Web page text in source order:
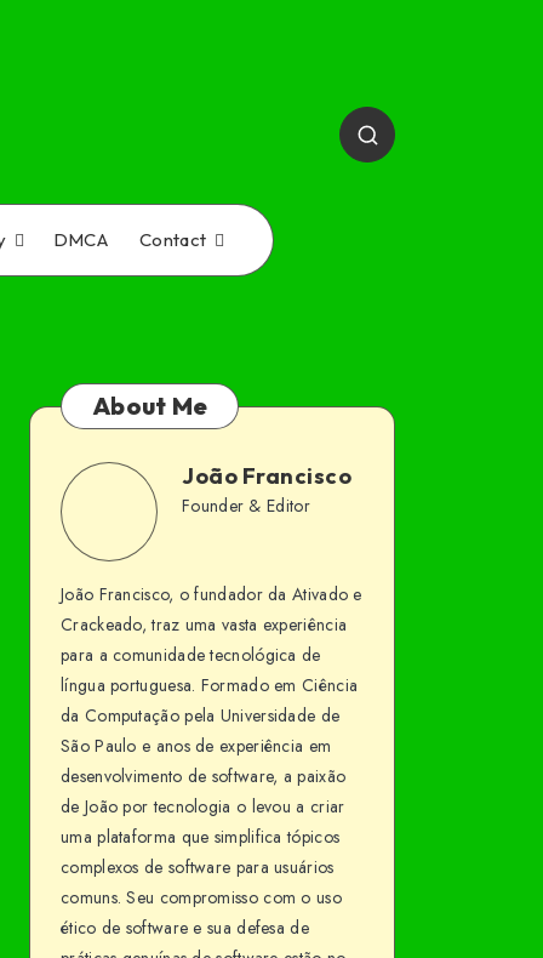
DMCA Contact
About Me
João
Francisco
João Francisco
Founder & Editor
Facebook
João Francisco, o fundador da Ativado e
Crackeado, traz uma vasta experiência
para a comunidade tecnológica de
língua portuguesa. Formado em Ciência
da Computação pela Universidade de
São Paulo e anos de experiência em
desenvolvimento de software, a paixão
de João por tecnologia o levou a criar
uma plataforma que simplifica tópicos
complexos de software para usuários
comuns. Seu compromisso com o uso
ético de software e sua defesa de